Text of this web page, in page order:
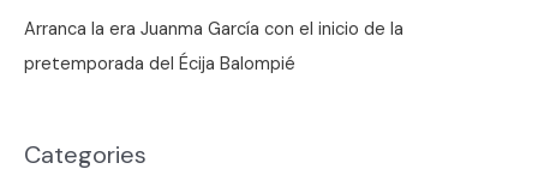
Arranca la era Juanma García con el inicio de la
pretemporada del Écija Balompié
Categories